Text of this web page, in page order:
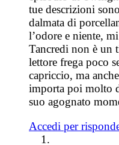
tue descrizioni
dalmata di
l’odore e niente,
Tancredi non è un
lettore frega poco
capriccio, ma
importa poi molto
suo agognato
Accedi per